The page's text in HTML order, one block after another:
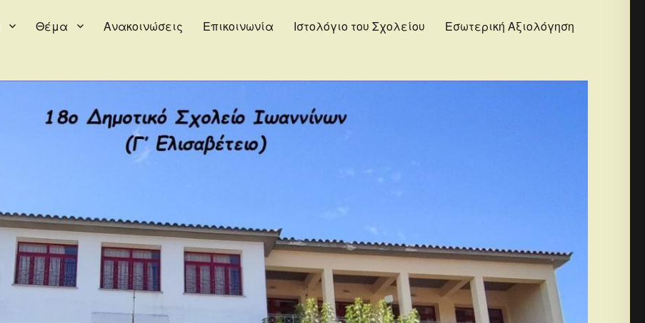
Θέμα Ανακοινώσεις Επικοινωνία Ιστολόγιο του Σχολείου Εσωτερική Αξιολόγηση